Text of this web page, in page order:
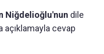
Niğdelioğlu'nun dile
cevap